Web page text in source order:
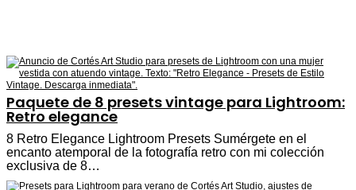
Paquete de 8 presets vintage para Lightroom:
Retro elegance
8 Retro Elegance Lightroom Presets Sumérgete en el
encanto atemporal de la fotografía retro con mi colección
exclusiva de 8…